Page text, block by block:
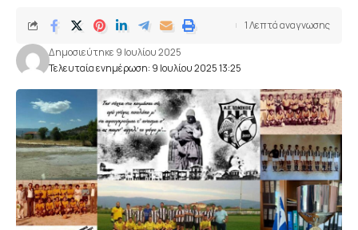
Τελευταία ενημέρωση: 9 Ιουλίου 2025 13:25
Δημοσιεύτηκε 9 Ιουλίου 2025
1 Λεπτά αναγνωσης